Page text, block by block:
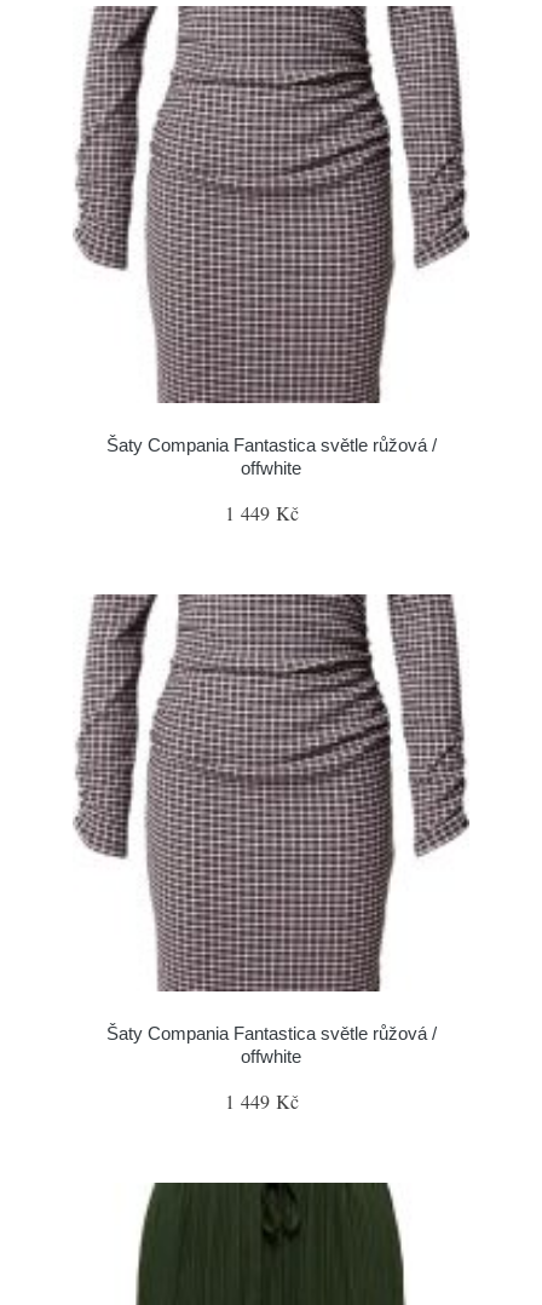
Šaty Compania Fantastica světle růžová /
offwhite
1 449 Kč
Šaty Compania Fantastica světle růžová /
offwhite
1 449 Kč